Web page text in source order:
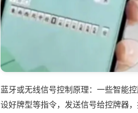
蓝牙或无线信号控制原理：一些智能
设好牌型等指令，发送信号给控牌器